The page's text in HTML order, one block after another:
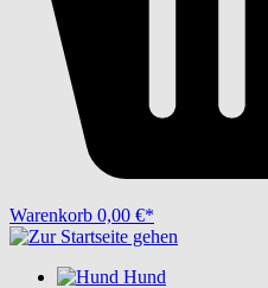
Warenkorb 0,00 €*
Hund